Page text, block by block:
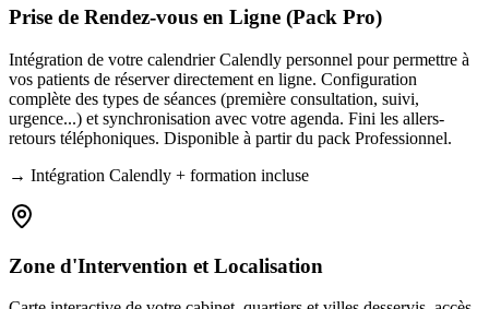
Prise de Rendez-vous en Ligne (Pack Pro)
Intégration de votre calendrier Calendly personnel pour permettre à
vos patients de réserver directement en ligne. Configuration
complète des types de séances (première consultation, suivi,
urgence...) et synchronisation avec votre agenda. Fini les allers-
retours téléphoniques. Disponible à partir du pack Professionnel.
→ Intégration Calendly + formation incluse
Zone d'Intervention et Localisation